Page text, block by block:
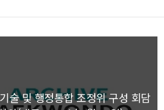
IOC 위원이 ITF 총재로 추대되자 최중
술 및 행정통합 조정위 구성 회담